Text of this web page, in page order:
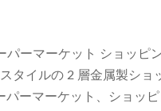
ーマーケット ショッピ
タイルの 2 層金属製シ
ーマーケット、ショッ